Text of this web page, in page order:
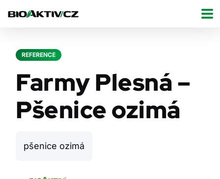
REFERENCE
Farmy Plesná –
Pšenice ozimá
pšenice ozimá